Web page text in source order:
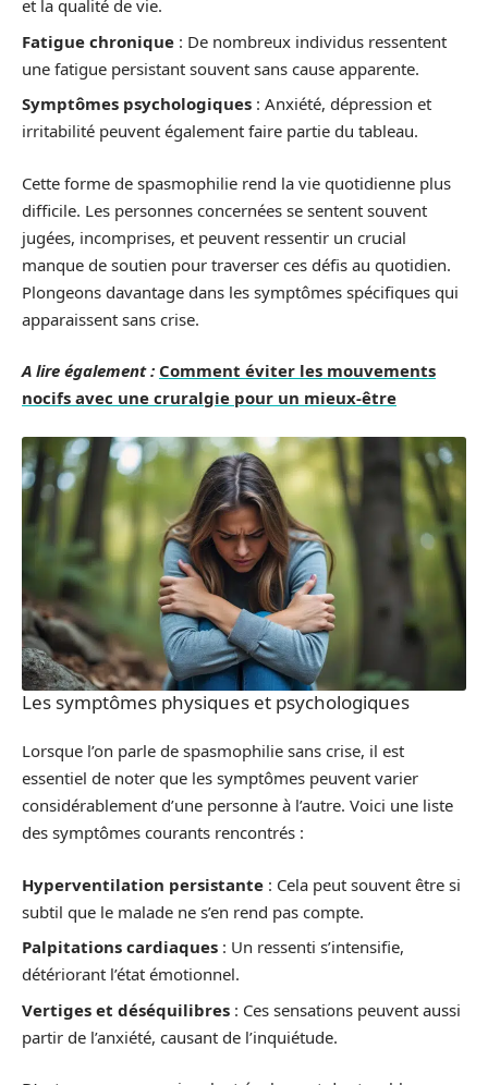
et la qualité de vie.
Fatigue chronique : De nombreux individus ressentent
une fatigue persistant souvent sans cause apparente.
Symptômes psychologiques : Anxiété, dépression et
irritabilité peuvent également faire partie du tableau.
Cette forme de spasmophilie rend la vie quotidienne plus
difficile. Les personnes concernées se sentent souvent
jugées, incomprises, et peuvent ressentir un crucial
manque de soutien pour traverser ces défis au quotidien.
Plongeons davantage dans les symptômes spécifiques qui
apparaissent sans crise.
A lire également : Comment éviter les mouvements
nocifs avec une cruralgie pour un mieux-être
Les symptômes physiques et psychologiques
Lorsque l’on parle de spasmophilie sans crise, il est
essentiel de noter que les symptômes peuvent varier
considérablement d’une personne à l’autre. Voici une liste
des symptômes courants rencontrés :
Hyperventilation persistante : Cela peut souvent être si
subtil que le malade ne s’en rend pas compte.
Palpitations cardiaques : Un ressenti s’intensifie,
détériorant l’état émotionnel.
Vertiges et déséquilibres : Ces sensations peuvent aussi
partir de l’anxiété, causant de l’inquiétude.